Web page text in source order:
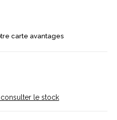
carte avantages
le stock